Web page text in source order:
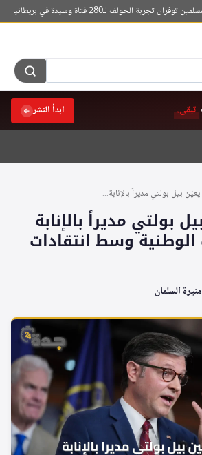
لـ280 فتاة وسيدة في بريطانيا المركز
تبقى. ابدأ النشر
بيل بولتي مديراً بالإنابة...
بولتي مديراً بالإنابة
الوطنية وسط انتقادات
منيرة السلمان